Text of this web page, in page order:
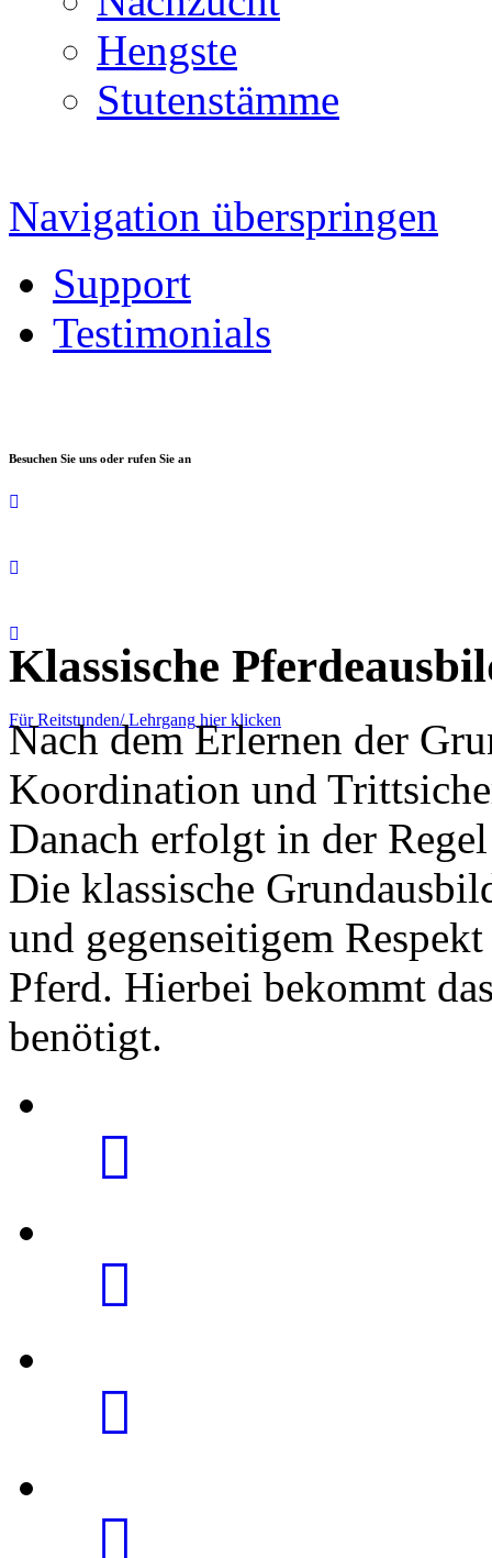
Hengste
Stutenstämme
Navigation überspringen
Support
Testimonials
Besuchen Sie uns oder rufen Sie an
Für Reitstunden/ Lehrgang hier klicken
Klassische
Nach dem Erlernen der
Koordination und
Danach erfolgt in der
Die klassische
und gegenseitigem
Pferd. Hierbei bekommt
benötigt.